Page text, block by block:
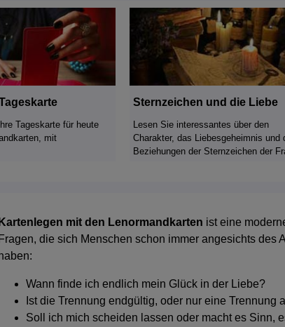
Tageskarte für heute
mit
Sternzeichen und die Liebe
Lesen Sie interessantes über den
Charakter, das Liebesgeheimnis und
Beziehungen der Sternzeichen der
Kartenlegen mit den Lenormandkarten ist eine
Fragen, die sich Menschen schon immer angesichts des
haben:
Wann finde ich endlich mein Glück in der Liebe?
Ist die Trennung endgültig, oder nur eine Trennung
Soll ich mich scheiden lassen oder macht es Sinn,